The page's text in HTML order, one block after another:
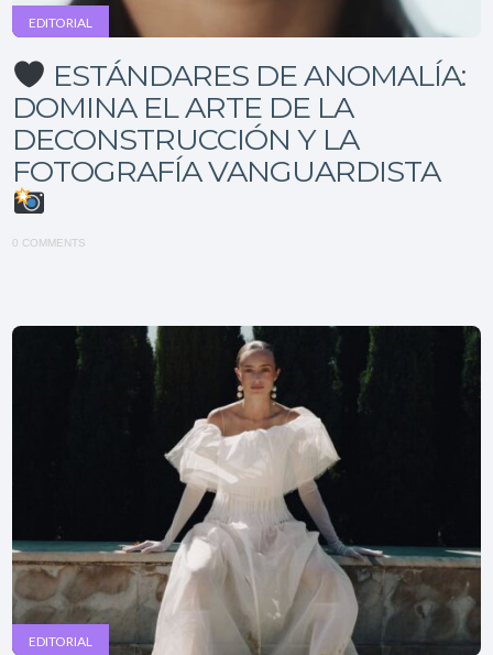
EDITORIAL
ESTÁNDARES DE ANOMALÍA:
DOMINA EL ARTE DE LA
DECONSTRUCCIÓN Y LA
FOTOGRAFÍA VANGUARDISTA
0 COMMENTS
EDITORIAL